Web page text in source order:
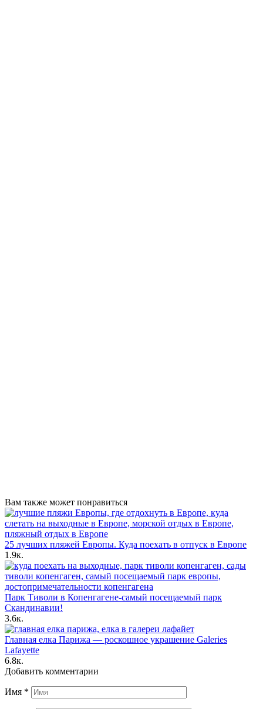
Вам также может понравиться
25 лучших пляжей Европы. Куда поехать в отпуск в Европе
1.9к.
Парк Тиволи в Копенгагене-самый посещаемый парк
Скандинавии!
3.6к.
Главная елка Парижа — роскошное украшение Galeries
Lafayette
6.8к.
Добавить комментарии
Имя *